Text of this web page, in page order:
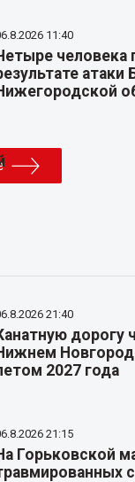
11:40
человека
атаки
21:40
дорогу
2027 года
21:15
Горьковской